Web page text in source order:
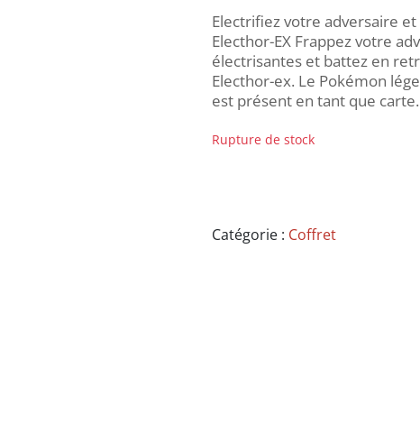
Electrifiez votre adversaire
Electhor-EX Frappez votre
électrisantes et battez en
Electhor-ex. Le Pokémon
est présent en tant que
Rupture de stock
Catégorie : Coffret